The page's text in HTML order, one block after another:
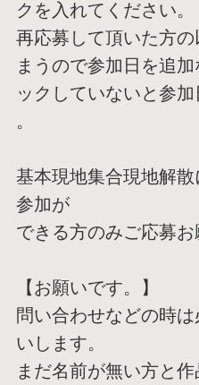
クを入れてください。
再応募して頂いた方
まうので参加日を追加
ックしていないと参
。
基本現地集合現地解
参加が
できる方のみご応募お
【お願いです。】
問い合わせなどの時
いします。
まだ名前が無い方と